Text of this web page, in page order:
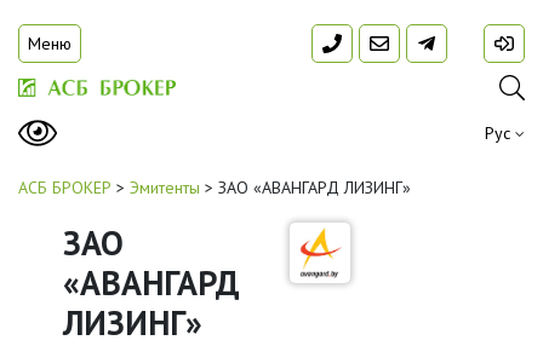
Меню
Рус
АСБ БРОКЕР > Эмитенты > ЗАО «АВАНГАРД ЛИЗИНГ»
ЗАО
«АВАНГАРД
ЛИЗИНГ»